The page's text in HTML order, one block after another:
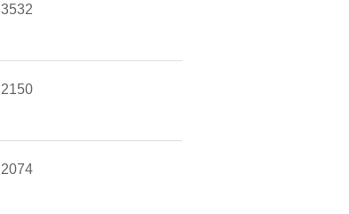
3532
2150
2074